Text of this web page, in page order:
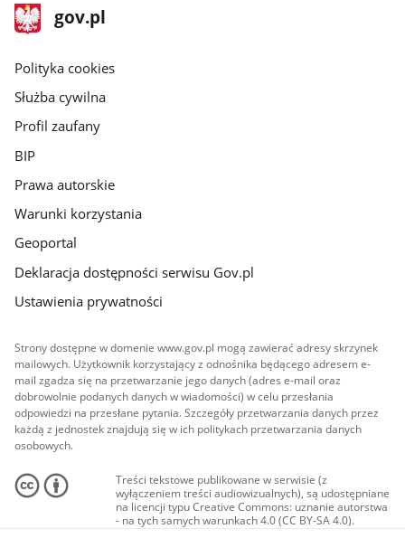
stopka
gov.pl
Strona
gov.pl
gov.pl
Polityka cookies
Służba cywilna
Profil zaufany
BIP
Prawa autorskie
Warunki korzystania
Geoportal
Deklaracja dostępności serwisu Gov.pl
Ustawienia prywatności
Strony dostępne w domenie www.gov.pl mogą zawierać adresy skrzynek
mailowych. Użytkownik korzystający z odnośnika będącego adresem e-
mail zgadza się na przetwarzanie jego danych (adres e-mail oraz
dobrowolnie podanych danych w wiadomości) w celu przesłania
odpowiedzi na przesłane pytania. Szczegóły przetwarzania danych przez
każdą z jednostek znajdują się w ich politykach przetwarzania danych
osobowych.
Treści tekstowe publikowane w serwisie (z
wyłączeniem treści audiowizualnych), są udostępniane
na licencji typu Creative Commons: uznanie autorstwa
- na tych samych warunkach 4.0 (CC BY-SA 4.0).
Materiały audiowizualne, w tym zdjęcia, materiały